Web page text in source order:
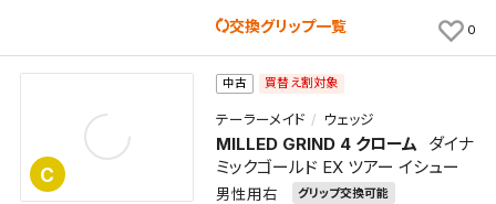
交換グリップ一覧 0
C
中古 買替え割対象
テーラーメイド ウェッジ
MILLED GRIND 4 クローム
ダイナ
ミックゴールド EX ツアー イシュー
男性用右 グリップ交換可能